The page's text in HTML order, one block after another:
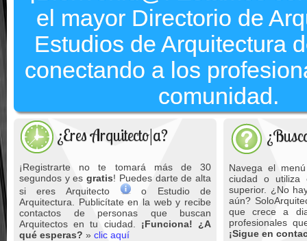
el mayor Directorio de
Estudios de Arquitectura
conectando a los
comunidad.
¿Eres Arquitecto|a?
¡Registrarte no te tomará más de 30
segundos y esgratis! Puedes darte de alta
si eres Arquitecto
o Estudio de
Arquitectura. Publicítate en la web y recibe
contactos de personas que buscan
Arquitectos en tu ciudad. ¡Funciona! ¿A
qué esperas? » clic aquí
Navega el
ciudad o utiliza
superior. ¿No
aún?
que crece a
profesionales
¡Sigue en